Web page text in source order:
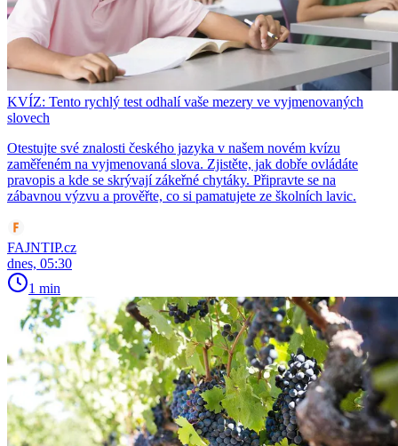
KVÍZ: Tento rychlý test odhalí vaše mezery ve vyjmenovaných
slovech
Otestujte své znalosti českého jazyka v našem novém kvízu
zaměřeném na vyjmenovaná slova. Zjistěte, jak dobře ovládáte
pravopis a kde se skrývají zákeřné chytáky. Připravte se na
zábavnou výzvu a prověřte, co si pamatujete ze školních lavic.
FAJNTIP.cz
dnes, 05:30
1 min